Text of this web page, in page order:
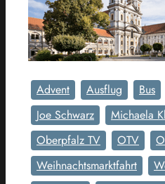
Advent Ausflug Bus
Joe Schwarz
Michaela
Oberpfalz TV
OTV
Weihnachtsmarktfahrt